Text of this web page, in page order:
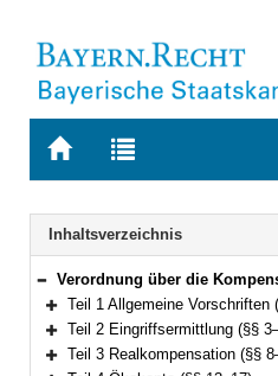
Zur
BAYERN.RECHT
Zur
letzten
Suche
Navigation
Inhaltsverzeichnis
Bereich reduzieren
Verordnung über die Kompensation von Eingriffen in Natur und Landschaft (Bayerische
Bereich erweitern
Teil 1 Allgemeine Vorschriften
Bereich erweitern
Teil 2 Eingriffsermittlung (§§
Bereich erweitern
Teil 3 Realkompensation (§§